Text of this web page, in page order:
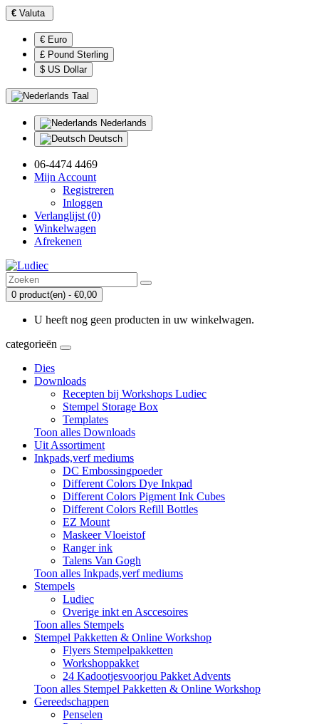
€ Valuta
€ Euro
£ Pound Sterling
$ US Dollar
Taal
Nederlands
Deutsch
06-4474 4469
Mijn Account
Registreren
Inloggen
Verlanglijst (0)
Winkelwagen
Afrekenen
0 product(en) - €0,00
U heeft nog geen producten in uw winkelwagen.
categorieën
Dies
Downloads
Recepten bij Workshops Ludiec
Stempel Storage Box
Templates
Toon alles Downloads
Uit Assortiment
Inkpads,verf mediums
DC Embossingpoeder
Different Colors Dye Inkpad
Different Colors Pigment Ink Cubes
Different Colors Refill Bottles
EZ Mount
Maskeer Vloeistof
Ranger ink
Talens Van Gogh
Toon alles Inkpads,verf mediums
Stempels
Ludiec
Overige inkt en Asccesoires
Toon alles Stempels
Stempel Pakketten & Online Workshop
Flyers Stempelpakketten
Workshoppakket
24 Kadootjesvoorjou Pakket Advents
Toon alles Stempel Pakketten & Online Workshop
Gereedschappen
Penselen